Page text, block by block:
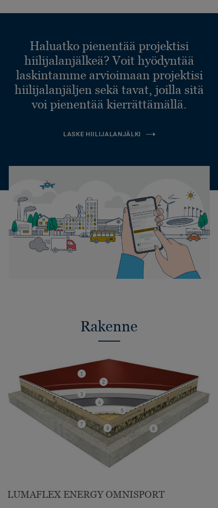
Haluatko pienentää projektisi
hiilijalanjälkeä? Voit hyödyntää
laskintamme arvioimaan projektisi
hiilijalanjäljen sekä tavat, joilla sitä
voi pienentää kierrättämällä.
LASKE HIILIJALANJÄLKI
Rakenne
LUMAFLEX ENERGY OMNISPORT